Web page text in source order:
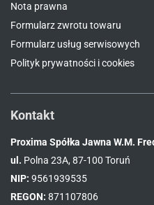
Nota prawna
Formularz zwrotu towaru
Formularz usług serwisowych
Polityk prywatności i cookies
Kontakt
Proxima Spółka Jawna W.M.
ul. Polna 23A, 87-100 Toruń
NIP: 9561939535
REGON: 871107806